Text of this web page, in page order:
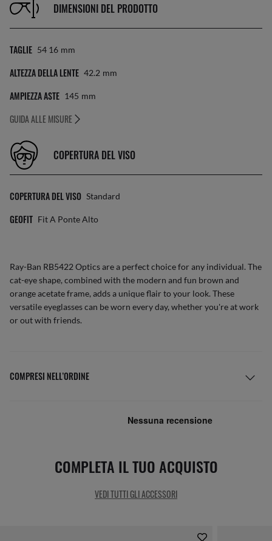
DIMENSIONI DEL PRODOTTO
TAGLIE 54 16 Mm
ALTEZZA DELLA LENTE 42.2 Mm
AMPIEZZA ASTE 145 Mm
GUIDA ALLE MISURE
COPERTURA DEL VISO
COPERTURA DEL VISO Standard
GEOFIT Fit A Ponte Alto
Ray-Ban RB5422 Optics are a perfect choice for any individual. The
cat-eye shape, combined with the modern and fun brown and
orange acetate frame, adds a unique flair to your look. These
versatile eyeglasses can be worn every day, whether you're at work
or out with friends.
COMPRESI NELL’ORDINE
COMPLETA IL TUO ACQUISTO
VEDI TUTTI GLI ACCESSORI